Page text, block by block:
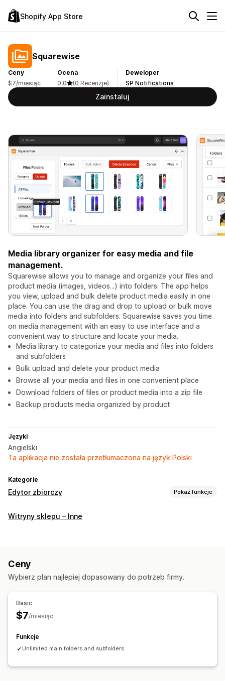
Shopify App Store
Squarewise
Ceny
$7/miesiąc
Ocena
0,0
(0 Recenzje)
Deweloper
SP Notifications
Zainstaluj
Media library organizer for easy media and file
management.
Squarewise allows you to manage and organize your files and
product media (images, videos...) into folders. The app helps
you view, upload and bulk delete product media easily in one
place. You can use the drag and drop to upload or bulk move
media into folders and subfolders. Squarewise saves you time
on media management with an easy to use interface and a
convenient way to structure and locate your media.
Media library to categorize your media and files into folders
and subfolders
Bulk upload and delete your product media
Browse all your media and files in one convenient place
Download folders of files or product media into a zip file
Backup products media organized by product
Języki
Angielski
Ta aplikacja nie została przetłumaczona na język Polski
Kategorie
Edytor zbiorczy Pokaż funkcje
Edytowalne zasoby
Usuwanie zbiorcze
Witryny sklepu – Inne
Ceny
Wybierz plan najlepiej dopasowany do potrzeb firmy.
Basic
$7/miesiąc
Funkcje
Unlimited main folders and subfolders